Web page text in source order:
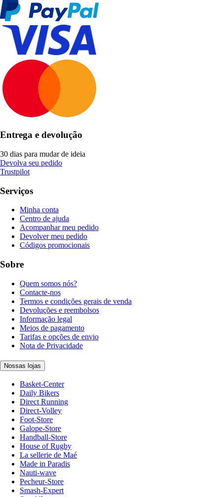
Entrega e devolução
30 dias para mudar de ideia
Devolva seu pedido
Trustpilot
Serviços
Minha conta
Centro de ajuda
Acompanhar meu pedido
Devolver meu pedido
Códigos promocionais
Sobre
Quem somos nós?
Contacte-nos
Termos e condições gerais de venda
Devoluções e reembolsos
Informação legal
Meios de pagamento
Tarifas e opções de envio
Nota de Privacidade
Nossas lojas
Basket-Center
Daily Bikers
Direct Running
Direct-Volley
Foot-Store
Galope-Store
Handball-Store
House of Rugby
La sellerie de Maé
Made in Paradis
Nauti-wave
Pecheur-Store
Smash-Expert